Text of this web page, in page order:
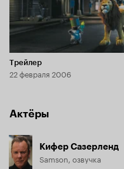
Длительность 2 мин
Трейлер
22 февраля 2006
Актёры
Кифер Сазерленд
Samson, озвучка